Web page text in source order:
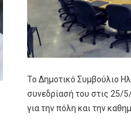
Το Δημοτικό Συμβούλιο
συνεδρίασή του στις 25/
για την πόλη και την